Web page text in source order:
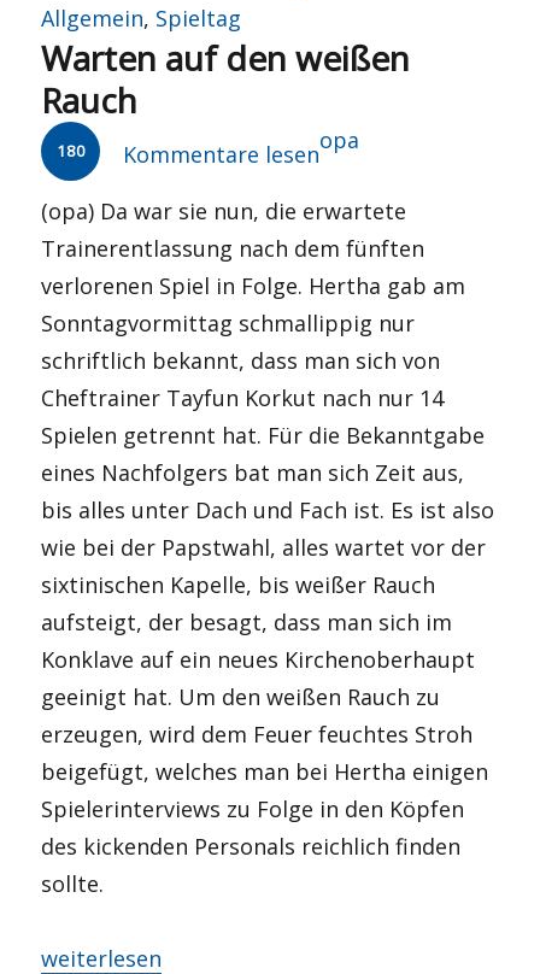
am
Allgemein, Spieltag
Warten auf den weißen
Rauch
180 Kommentare lesen
Autor
opa
(opa) Da war sie nun, die erwartete
Trainerentlassung nach dem fünften
verlorenen Spiel in Folge. Hertha gab am
Sonntagvormittag schmallippig nur
schriftlich bekannt, dass man sich von
Cheftrainer Tayfun Korkut nach nur 14
Spielen getrennt hat. Für die Bekanntgabe
eines Nachfolgers bat man sich Zeit aus,
bis alles unter Dach und Fach ist. Es ist also
wie bei der Papstwahl, alles wartet vor der
sixtinischen Kapelle, bis weißer Rauch
aufsteigt, der besagt, dass man sich im
Konklave auf ein neues Kirchenoberhaupt
geeinigt hat. Um den weißen Rauch zu
erzeugen, wird dem Feuer feuchtes Stroh
beigefügt, welches man bei Hertha einigen
Spielerinterviews zu Folge in den Köpfen
des kickenden Personals reichlich finden
sollte.
„Warten auf den weißen Rauch“
weiterlesen